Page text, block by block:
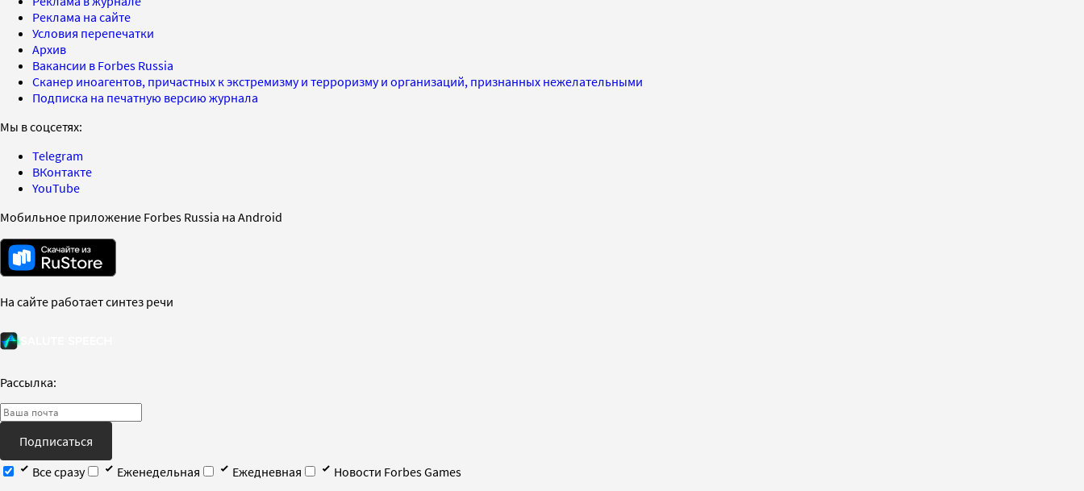
Реклама на сайте
Условия перепечатки
Архив
Вакансии в Forbes Russia
Сканер иноагентов, причастных к экстремизму и терроризму и организаций, признанных нежелательными
Подписка на печатную версию журнала
Мы в соцсетях:
Telegram
ВКонтакте
YouTube
Мобильное приложение Forbes Russia на Android
На сайте работает синтез речи
Рассылка:
Подписаться
Все сразу
Еженедельная Ежедневная
Новости Forbes Games